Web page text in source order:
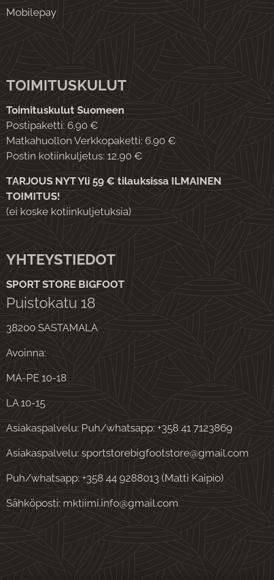
Mobilepay
TOIMITUSKULUT
Toimituskulut Suomeen
Postipaketti: 6.90 €
Matkahuollon Verkkopaketti: 6.90 €
Postin kotiinkuljetus: 12,90 €
TARJOUS NYT Yli 59 € tilauksissa ILMAINEN
TOIMITUS!
(ei koske kotiinkuljetuksia)
YHTEYSTIEDOT
SPORT STORE BIGFOOT
Puistokatu 18
38200 SASTAMALA
Avoinna:
MA-PE 10-18
LA 10-15
Asiakaspalvelu: Puh/whatsapp: +358 41 7123869
Asiakaspalvelu: sportstorebigfootstore@gmail.com
Puh/whatsapp: +358 44 9288013 (Matti Kaipio)
Sähköposti: mktiimi.info@gmail.com